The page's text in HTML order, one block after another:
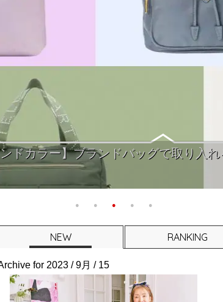
ンドバッグで取り入れる5つの主役色
NEW RANKING
for 2023 / 9月 / 15